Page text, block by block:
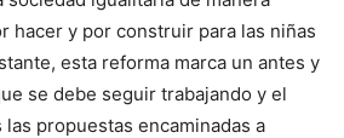
hacer y por construir para las niñas
esta reforma marca un antes y
se debe seguir trabajando y el
las propuestas encaminadas a